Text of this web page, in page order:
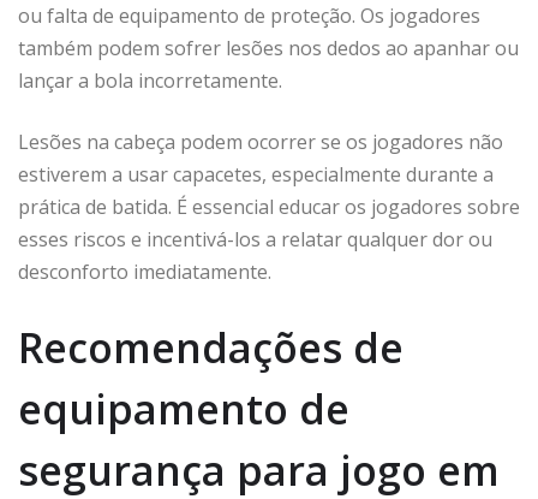
ou falta de equipamento de proteção. Os jogadores
também podem sofrer lesões nos dedos ao apanhar ou
lançar a bola incorretamente.
Lesões na cabeça podem ocorrer se os jogadores não
estiverem a usar capacetes, especialmente durante a
prática de batida. É essencial educar os jogadores sobre
esses riscos e incentivá-los a relatar qualquer dor ou
desconforto imediatamente.
Recomendações de
equipamento de
segurança para jogo em